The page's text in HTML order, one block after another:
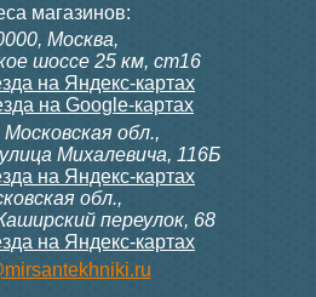
Конвектор ITT.080.200.900 с
решеткой GRILL.SGA-20-
ITTB на DIN рейку
23 500
магазинов:
Москва,
шоссе 25 км, ст16
на Яндекс-картах
на Google-картах
Московская обл.,
Михалевича, 116Б
на Яндекс-картах
обл.,
переулок, 68
на Яндекс-картах